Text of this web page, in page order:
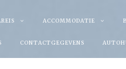
ACCOMMODATIE
CONTACTGEGEVENS